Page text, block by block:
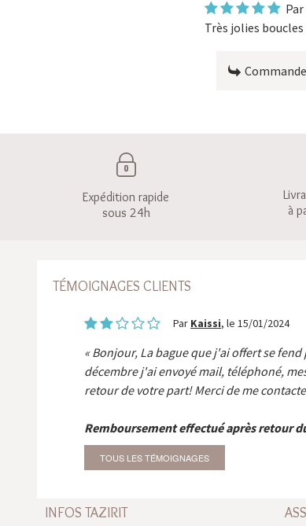
Par
Très jolies
Expédition rapide
sous 24h
à
TÉMOIGNAGES CLIENTS
Par Kaissi, le 15/01/2024
Bonjour, La bague que j'ai offert se
décembre j'ai envoyé mail, téléphoné,
retour de votre part! Merci de me
Remboursement effectué après retour
TOUS LES TÉMOIGNAGES
INFOS TAZIRIT